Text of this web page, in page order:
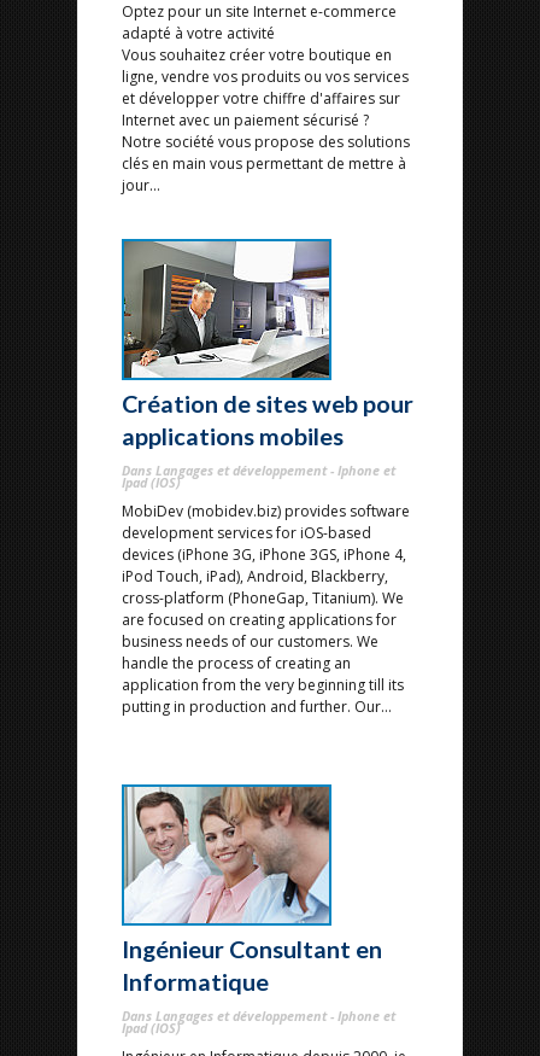
Optez pour un site Internet e-commerce
adapté à votre activité
Vous souhaitez créer votre boutique en
ligne, vendre vos produits ou vos services
et développer votre chiffre d'affaires sur
Internet avec un paiement sécurisé ?
Notre société vous propose des solutions
clés en main vous permettant de mettre à
jour...
Création de sites web pour
applications mobiles
Dans Langages et développement - Iphone et
Ipad (IOS)
MobiDev (mobidev.biz) provides software
development services for iOS-based
devices (iPhone 3G, iPhone 3GS, iPhone 4,
iPod Touch, iPad), Android, Blackberry,
cross-platform (PhoneGap, Titanium). We
are focused on creating applications for
business needs of our customers. We
handle the process of creating an
application from the very beginning till its
putting in production and further. Our...
Ingénieur Consultant en
Informatique
Dans Langages et développement - Iphone et
Ipad (IOS)